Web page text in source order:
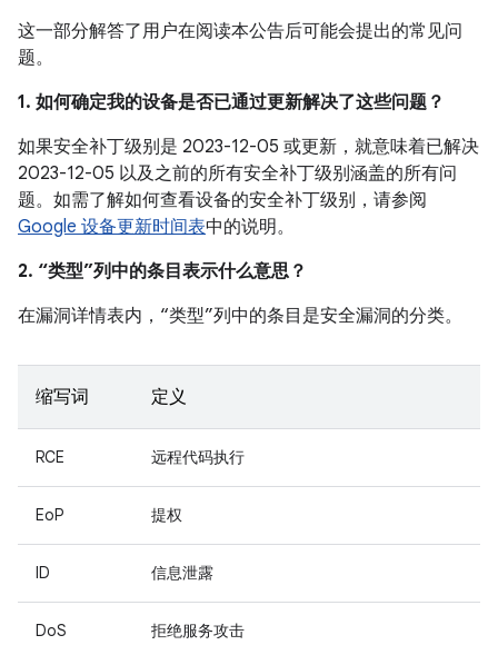
这一部分解答了用户在阅读本公告后可能会提出的常见问
题。
1. 如何确定我的设备是否已通过更新解决了这些问题？
如果安全补丁级别是 2023-12-05 或更新，就意味着已解决
2023-12-05 以及之前的所有安全补丁级别涵盖的所有问
题。如需了解如何查看设备的安全补丁级别，请参阅
Google 设备更新时间表中的说明。
2. “类型”列中的条目表示什么意思？
在漏洞详情表内，“类型”列中的条目是安全漏洞的分类。
缩写词 定义
RCE 远程代码执行
EoP 提权
ID 信息泄露
DoS 拒绝服务攻击